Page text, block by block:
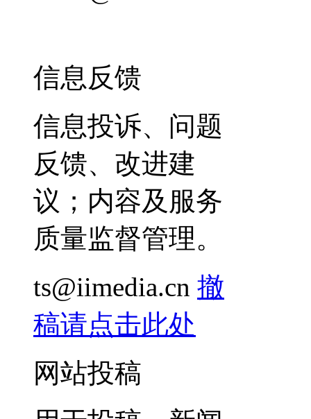
信息反馈
信息投诉、问题
反馈、改进建
议；内容及服务
质量监督管理。
ts@iimedia.cn 撤
稿请点击此处
网站投稿